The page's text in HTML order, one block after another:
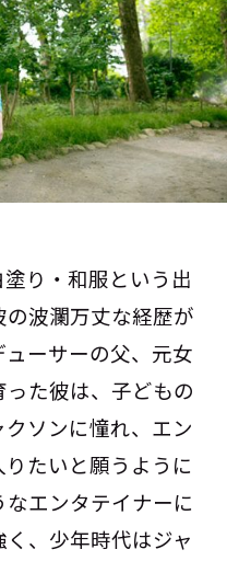
り・和服という出
波瀾万丈な経歴が
ーサーの父、元女
た彼は、子どもの
ソンに憧れ、エン
たいと願うように
エンタテイナーに
、少年時代はジャ